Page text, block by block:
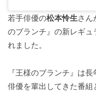
若手俳優の松本怜生さん
のブランチ』の新レギ
れました。
『王様のブランチ』は
俳優を輩出してきた番組